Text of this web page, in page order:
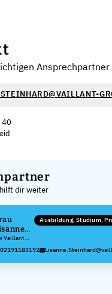
Ansprechpartner
40
dir weiter
Vaillant
Ausbildung, Studium,
02191183192